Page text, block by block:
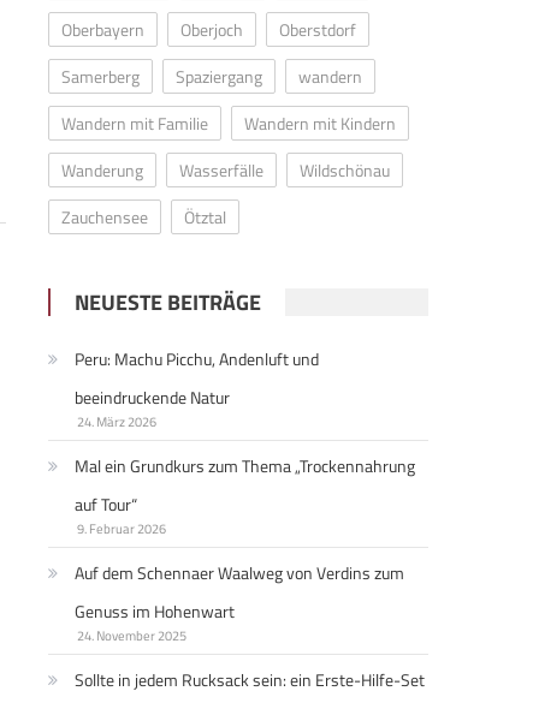
Oberbayern
Oberjoch
Oberstdorf
Samerberg
Spaziergang
wandern
Wandern mit Familie
Wandern mit Kindern
Wanderung
Wasserfälle
Wildschönau
Zauchensee
Ötztal
NEUESTE BEITRÄGE
Peru: Machu Picchu, Andenluft und
beeindruckende Natur
24. März 2026
Mal ein Grundkurs zum Thema „Trockennahrung
auf Tour“
9. Februar 2026
Auf dem Schennaer Waalweg von Verdins zum
Genuss im Hohenwart
24. November 2025
Sollte in jedem Rucksack sein: ein Erste-Hilfe-Set